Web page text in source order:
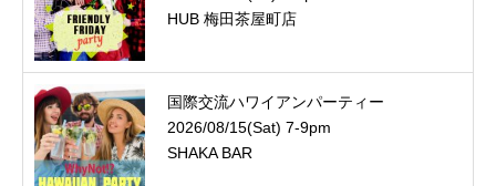
HUB 梅田茶屋町店
国際交流ハワイアンパーティー
2026/08/15(Sat) 7-9pm
SHAKA BAR